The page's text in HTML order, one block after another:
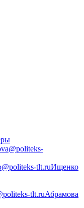
tlt.ruИщенко
tlt.ruАбрамова